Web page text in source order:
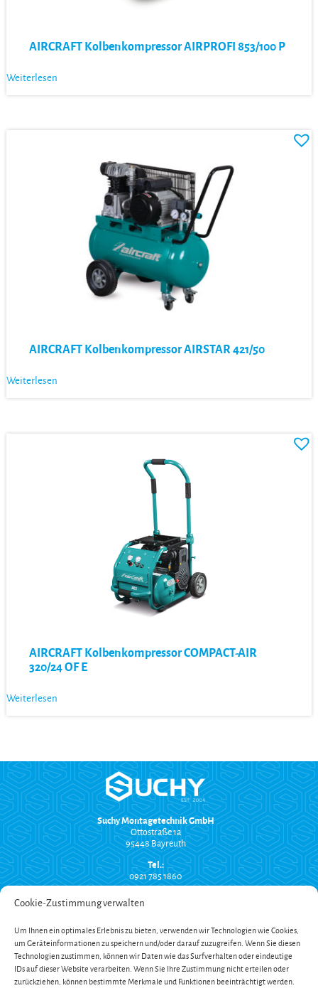
Cookie-Zustimmung verwalten
Um Ihnen ein optimales Erlebnis zu bieten, verwenden wir Technologien wie Cookies,
um Geräteinformationen zu speichern und/oder darauf zuzugreifen. Wenn Sie diesen
Technologien zustimmen, können wir Daten wie das Surfverhalten oder eindeutige
IDs auf dieser Website verarbeiten. Wenn Sie Ihre Zustimmung nicht erteilen oder
zurückziehen, können bestimmte Merkmale und Funktionen beeinträchtigt werden.
AIRCRAFT Kolbenkompressor AIRPROFI 853/100 P
Weiterlesen
AIRCRAFT Kolbenkompressor AIRSTAR 421/50
Weiterlesen
AIRCRAFT Kolbenkompressor COMPACT-AIR
320/24 OF E
Weiterlesen
Suchy Montagetechnik GmbH
Ottostraße 1a
95448 Bayreuth
Tel.:
0921 785 1860
info@suchy-montagetechnik.de
Versand und Zahlung
AGB
Widerrufsbelehrung
Impressum
Datenschutzerklärung